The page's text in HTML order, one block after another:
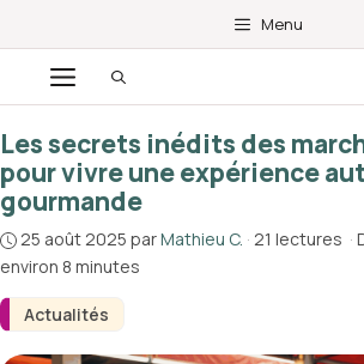
au
contenu
Menu
Menu
Actualités
Les secrets inédits des
pour vivre une expérience
gourmande
25 août 2025 parMathieu C. · 21 lectures ·
environ 8 minutes